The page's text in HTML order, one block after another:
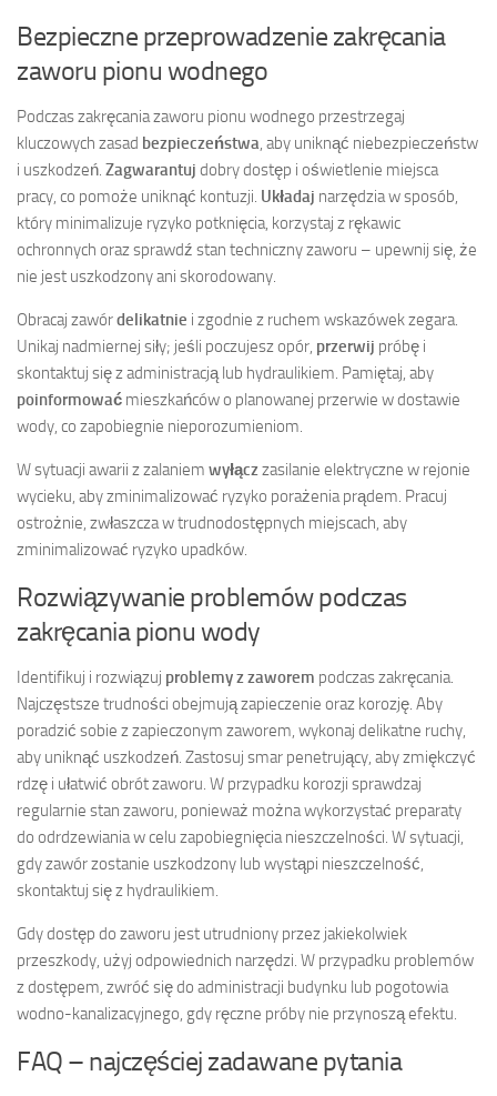
Bezpieczne przeprowadzenie zakręcania
zaworu pionu wodnego
Podczas zakręcania zaworu pionu wodnego przestrzegaj
kluczowych zasad bezpieczeństwa , aby uniknąć niebezpieczeństw
i uszkodzeń. Zagwarantuj dobry dostęp i oświetlenie miejsca
pracy, co pomoże uniknąć kontuzji. Układaj narzędzia w sposób,
który minimalizuje ryzyko potknięcia, korzystaj z rękawic
ochronnych oraz sprawdź stan techniczny zaworu – upewnij się, że
nie jest uszkodzony ani skorodowany.
Obracaj zawórdelikatnie i zgodnie z ruchem wskazówek zegara.
Unikaj nadmiernej siły; jeśli poczujesz opór, przerwij próbę i
skontaktuj się z administracją lub hydraulikiem. Pamiętaj, aby
poinformować mieszkańców o planowanej przerwie w dostawie
wody, co zapobiegnie nieporozumieniom.
W sytuacji awarii z zalaniem wyłączzasilanie elektryczne w rejonie
wycieku, aby zminimalizować ryzyko porażenia prądem. Pracuj
ostrożnie, zwłaszcza w trudnodostępnych miejscach, aby
zminimalizować ryzyko upadków.
Rozwiązywanie problemów podczas
zakręcania pionu wody
Identifikuj i rozwiązuj problemy z zaworem podczas zakręcania.
Najczęstsze trudności obejmują zapieczenie oraz korozję. Aby
poradzić sobie z zapieczonym zaworem, wykonaj delikatne ruchy,
aby uniknąć uszkodzeń. Zastosuj smar penetrujący, aby zmiękczyć
rdzę i ułatwić obrót zaworu. W przypadku korozji sprawdzaj
regularnie stan zaworu, ponieważ można wykorzystać preparaty
do odrdzewiania w celu zapobiegnięcia nieszczelności. W sytuacji,
gdy zawór zostanie uszkodzony lub wystąpi nieszczelność,
skontaktuj się z hydraulikiem.
Gdy dostęp do zaworu jest utrudniony przez jakiekolwiek
przeszkody, użyj odpowiednich narzędzi. W przypadku problemów
z dostępem, zwróć się do administracji budynku lub pogotowia
wodno-kanalizacyjnego, gdy ręczne próby nie przynoszą efektu.
FAQ – najczęściej zadawane pytania